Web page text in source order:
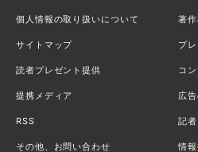
個人情報の取り扱いについて 著
サイトマップ プ
読者プレゼント提供 コ
提携メディア 広
RSS 記
その他、お問い合わせ 情